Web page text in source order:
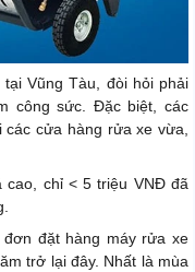
Vũng Tàu, đòi hỏi phải
công sức. Đặc biệt, các
cửa hàng rửa xe vừa,
cao, chỉ < 5 triệu VNĐ đã
đặt hàng máy rửa xe
trở lại đây. Nhất là mùa